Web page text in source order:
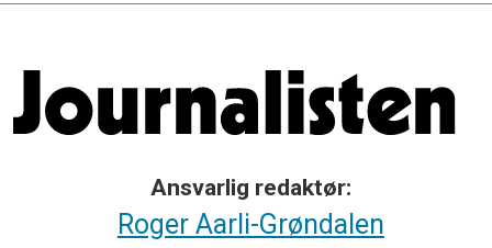
Ansvarlig redaktør:
Roger Aarli-Grøndalen